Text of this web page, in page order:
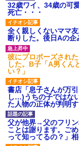
32歳ワイ、34歳の可
死亡・・・
全く親しくないママ
断りした。後日Aの企
彼にプロポーズされ
した。B子「A男くん
い？」
書店「息子さんが万
し…)うちの子ではな
た人物の正体が判明す
父が他界→父のフリ
ことは謝ります。ご
って知ってるの？」